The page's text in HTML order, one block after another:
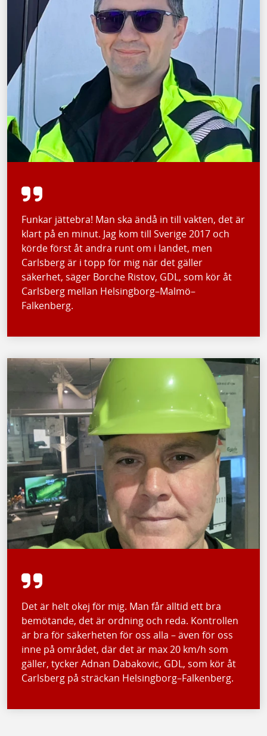
Funkar jättebra! Man ska ändå in till vakten, det är
klart på en minut. Jag kom till Sverige 2017 och
körde först åt andra runt om i landet, men
Carlsberg är i topp för mig när det gäller
säkerhet, säger Borche Ristov, GDL, som kör åt
Carlsberg mellan Helsingborg–Malmö–
Falkenberg.
Det är helt okej för mig. Man får alltid ett bra
bemötande, det är ordning och reda. Kontrollen
är bra för säkerheten för oss alla – även för oss
inne på området, där det är max 20 km/h som
gäller, tycker Adnan Dabakovic, GDL, som kör åt
Carlsberg på sträckan Helsingborg–Falkenberg.